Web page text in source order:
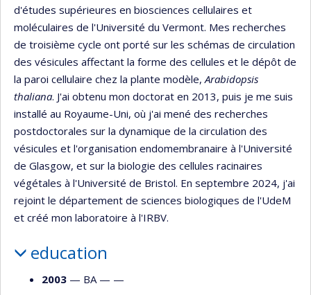
d'études supérieures en biosciences cellulaires et
moléculaires de l'Université du Vermont. Mes recherches
de troisième cycle ont porté sur les schémas de circulation
des vésicules affectant la forme des cellules et le dépôt de
la paroi cellulaire chez la plante modèle,Arabidopsis
thaliana. J'ai obtenu mon doctorat en 2013, puis je me suis
installé au Royaume-Uni, où j'ai mené des recherches
postdoctorales sur la dynamique de la circulation des
vésicules et l'organisation endomembranaire à l'Université
de Glasgow, et sur la biologie des cellules racinaires
végétales à l'Université de Bristol. En septembre 2024, j'ai
rejoint le département de sciences biologiques de l'UdeM
et créé mon laboratoire à l'IRBV.
education
2003 — BA — —